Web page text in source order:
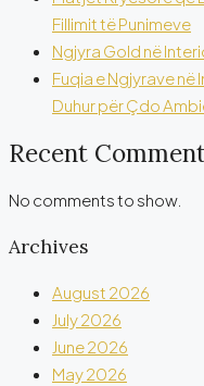
Fillimit të Punimeve
Ngjyra Gold në
Fuqia e Ngjyrave në
Duhur për Çdo
Recent
No comments to show.
Archives
August 2026
July 2026
June 2026
May 2026